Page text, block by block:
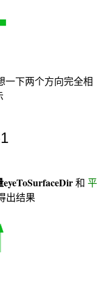
一下两个方向完全相
和 平
出结果